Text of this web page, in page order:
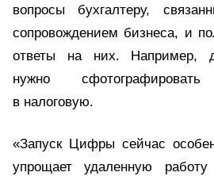
вопросы бухгалтеру,
сопровождением бизнеса, и
ответы на них. Например,
нужно
в налоговую.
«Запуск Цифры сейчас
упрощает удаленную работу